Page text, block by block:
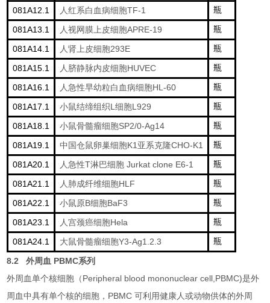
081A12.1 人红系白血病细胞TF-1 瓶
081A13.1 人视网膜上皮细胞APRE-19 瓶
081A14.1 人肾上皮细胞293E 瓶
081A15.1 人脐静脉内皮细胞HUVEC 瓶
081A16.1 人急性早幼粒白血病细胞HL-60 瓶
081A17.1 小鼠结缔组织L细胞L929 瓶
081A18.1 小鼠骨髓瘤细胞SP2/0-Ag14 瓶
081A19.1 中国仓鼠卵巢细胞K1 亚系克隆CHO-K1 瓶
081A20.1 人急性T淋巴细胞 Jurkat clone E6-1 瓶
081A21.1 人肺成纤维细胞HLF 瓶
081A22.1 小鼠原B细胞BaF3 瓶
081A23.1 人宫颈癌细胞Hela 瓶
081A24.1 大鼠骨髓瘤细胞Y3-Ag1.2.3 瓶
8.2外周血 PBMC系列
外周血单个核细胞（ Peripheral blood mononuclear cell,PBMC)是外
周血中具有单个核的细胞， PBMC可利用健康人或动物供体的外周